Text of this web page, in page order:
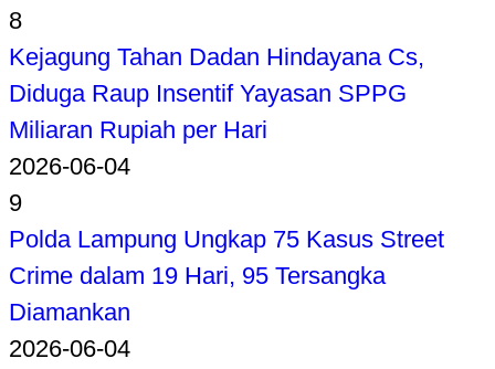
8
Kejagung Tahan Dadan Hindayana Cs,
Diduga Raup Insentif Yayasan SPPG
Miliaran Rupiah per Hari
2026-06-04
9
Polda Lampung Ungkap 75 Kasus Street
Crime dalam 19 Hari, 95 Tersangka
Diamankan
2026-06-04